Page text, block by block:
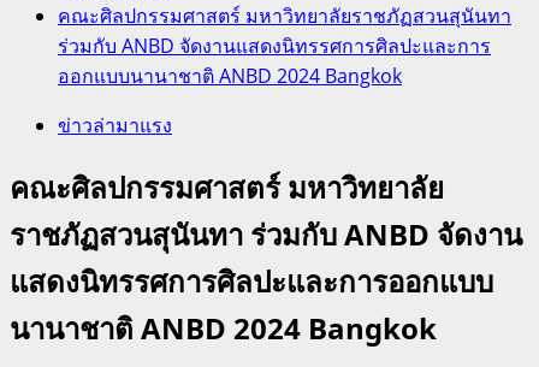
คณะศิลปกรรมศาสตร์ มหาวิทยาลัยราชภัฏสวนสุนันทา
ร่วมกับ ANBD จัดงานแสดงนิทรรศการศิลปะและการ
ออกแบบนานาชาติ ANBD 2024 Bangkok
ข่าวล่ามาแรง
คณะศิลปกรรมศาสตร์ มหาวิทยาลัย
ราชภัฏสวนสุนันทา ร่วมกับ ANBD จัดงาน
แสดงนิทรรศการศิลปะและการออกแบบ
นานาชาติ ANBD 2024 Bangkok